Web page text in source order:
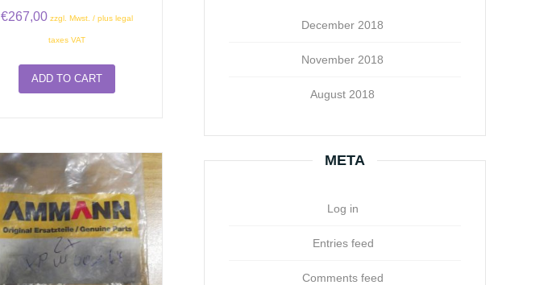
€267,00 zzgl. Mwst. / plus legal
taxes VAT
ADD TO CART
December 2018
November 2018
August 2018
META
Log in
Entries feed
Comments feed